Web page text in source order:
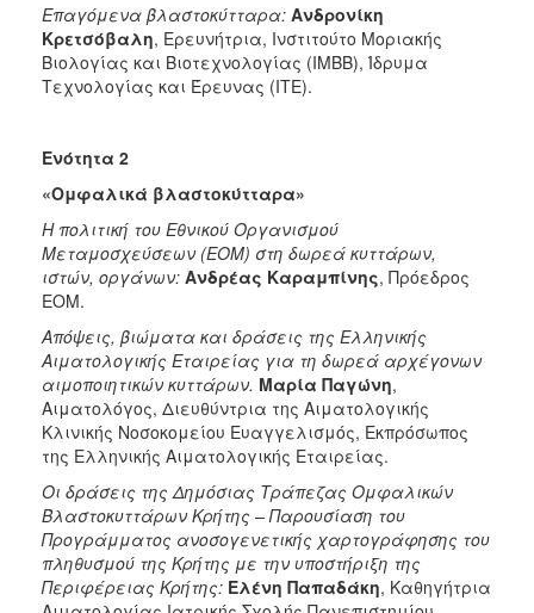
Επαγόμενα βλαστοκύτταρα: Ανδρονίκη
Κρετσόβαλη, Ερευνήτρια, Ινστιτούτο Μοριακής
Βιολογίας και Βιοτεχνολογίας (ΙΜΒΒ), Ίδρυμα
Τεχνολογίας και Έρευνας (ΙΤΕ).
Ενότητα 2
«Ομφαλικά βλαστοκύτταρα»
Η πολιτική του Εθνικού Οργανισμού
Μεταμοσχεύσεων (ΕΟΜ) στη δωρεά κυττάρων,
ιστών, οργάνων: Ανδρέας Καραμπίνης, Πρόεδρος
ΕΟΜ.
Απόψεις, βιώματα και δράσεις της Ελληνικής
Αιματολογικής Εταιρείας για τη δωρεά αρχέγονων
αιμοποιητικών κυττάρων. Μαρία Παγώνη,
Αιματολόγος, Διευθύντρια της Αιματολογικής
Κλινικής Νοσοκομείου Ευαγγελισμός, Εκπρόσωπος
της Ελληνικής Αιματολογικής Εταιρείας.
Οι δράσεις της Δημόσιας Τράπεζας Ομφαλικών
Βλαστοκυττάρων Κρήτης – Παρουσίαση του
Προγράμματος ανοσογενετικής χαρτογράφησης του
πληθυσμού της Κρήτης με την υποστήριξη της
Περιφέρειας Κρήτης: Ελένη Παπαδάκη, Καθηγήτρια